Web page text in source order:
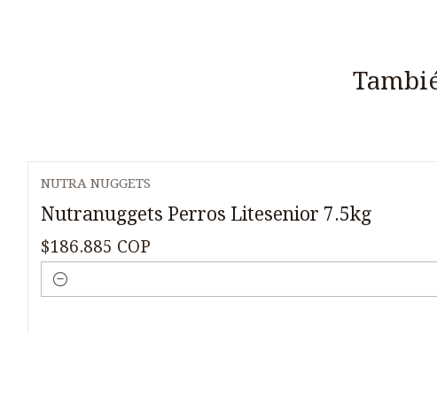
NUTRA NUGGETS
Nutranuggets Perros Litesenior 7.5kg
$186.885 COP
Cantidad